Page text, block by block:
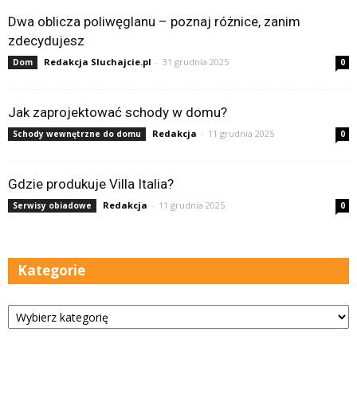
Dwa oblicza poliwęglanu – poznaj różnice, zanim
zdecydujesz
Dom Redakcja Sluchajcie.pl - 31 grudnia 2025 0
Jak zaprojektować schody w domu?
Schody wewnętrzne do domu Redakcja - 11 grudnia 2025 0
Gdzie produkuje Villa Italia?
Serwisy obiadowe Redakcja - 11 grudnia 2025 0
Kategorie
Kategorie